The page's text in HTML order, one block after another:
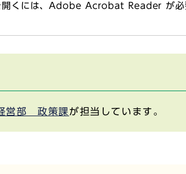
開くには、Adobe Acrobat Reader が必
営部 政策課が担当しています。